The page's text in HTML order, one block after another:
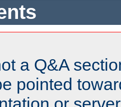
a Q&A
pointed